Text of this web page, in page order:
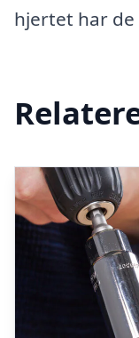
hjertet har de